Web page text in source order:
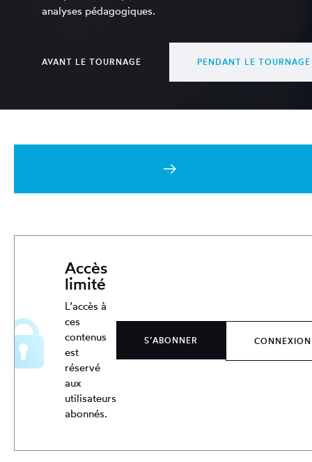
AVANT LE TOURNAGE PENDANT LE TOURNAGE
BIBLE DE TOURNAGE
analyses pédagogiques.
Accès
limité
L’accès à
ces
contenus
est
réservé
aux
utilisateurs
abonnés.
S’ABONNER CONNEXION